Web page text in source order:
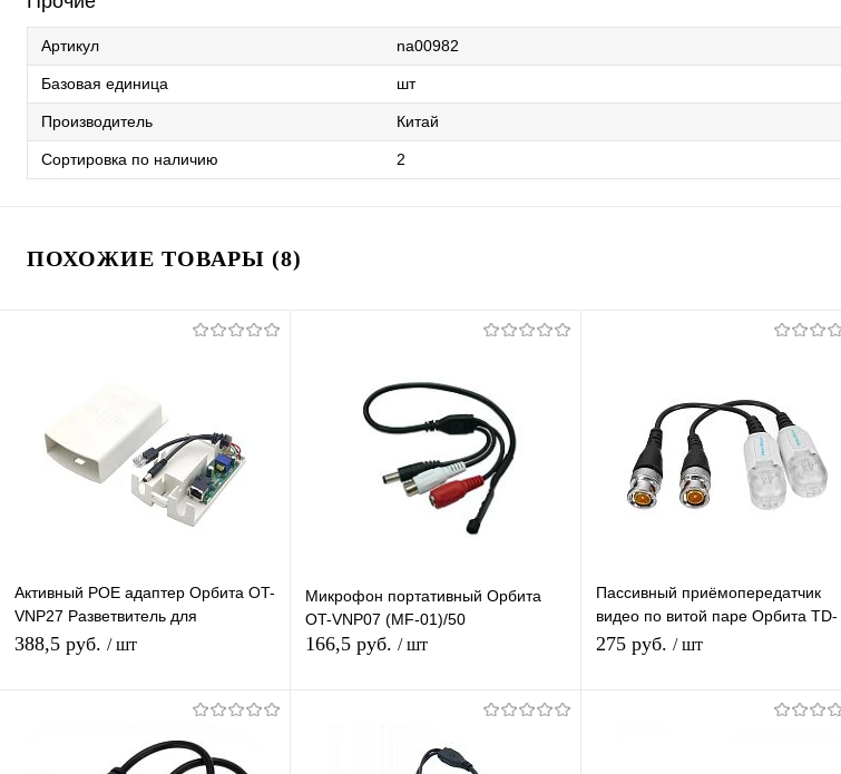
Артикул na00982
Базовая единица шт
Производитель Китай
Сортировка по наличию 2
ПОХОЖИЕ ТОВАРЫ (8)
Активный POE адаптер Орбита OT-
VNP27 Разветвитель для
подключения IP-камер без POE вх
388,5 руб. / шт
Микрофон портативный Орбита
OT-VNP07 (MF-01)/50
166,5 руб. / шт
Пассивный приёмопередатчик
видео по витой паре Орбита TD-
205 штекер BNC - под push зажим
275 руб. / шт